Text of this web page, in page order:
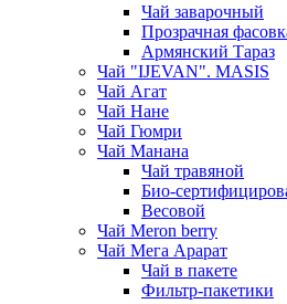
Чай заварочный
Прозрачная
Армянский Тараз
Чай "IJEVAN". MASIS
Чай Агат
Чай Нане
Чай Гюмри
Чай Манана
Чай травяной
Био-
Весовой
Чай Meron berry
Чай Мега Арарат
Чай в пакете
Фильтр-пакетики